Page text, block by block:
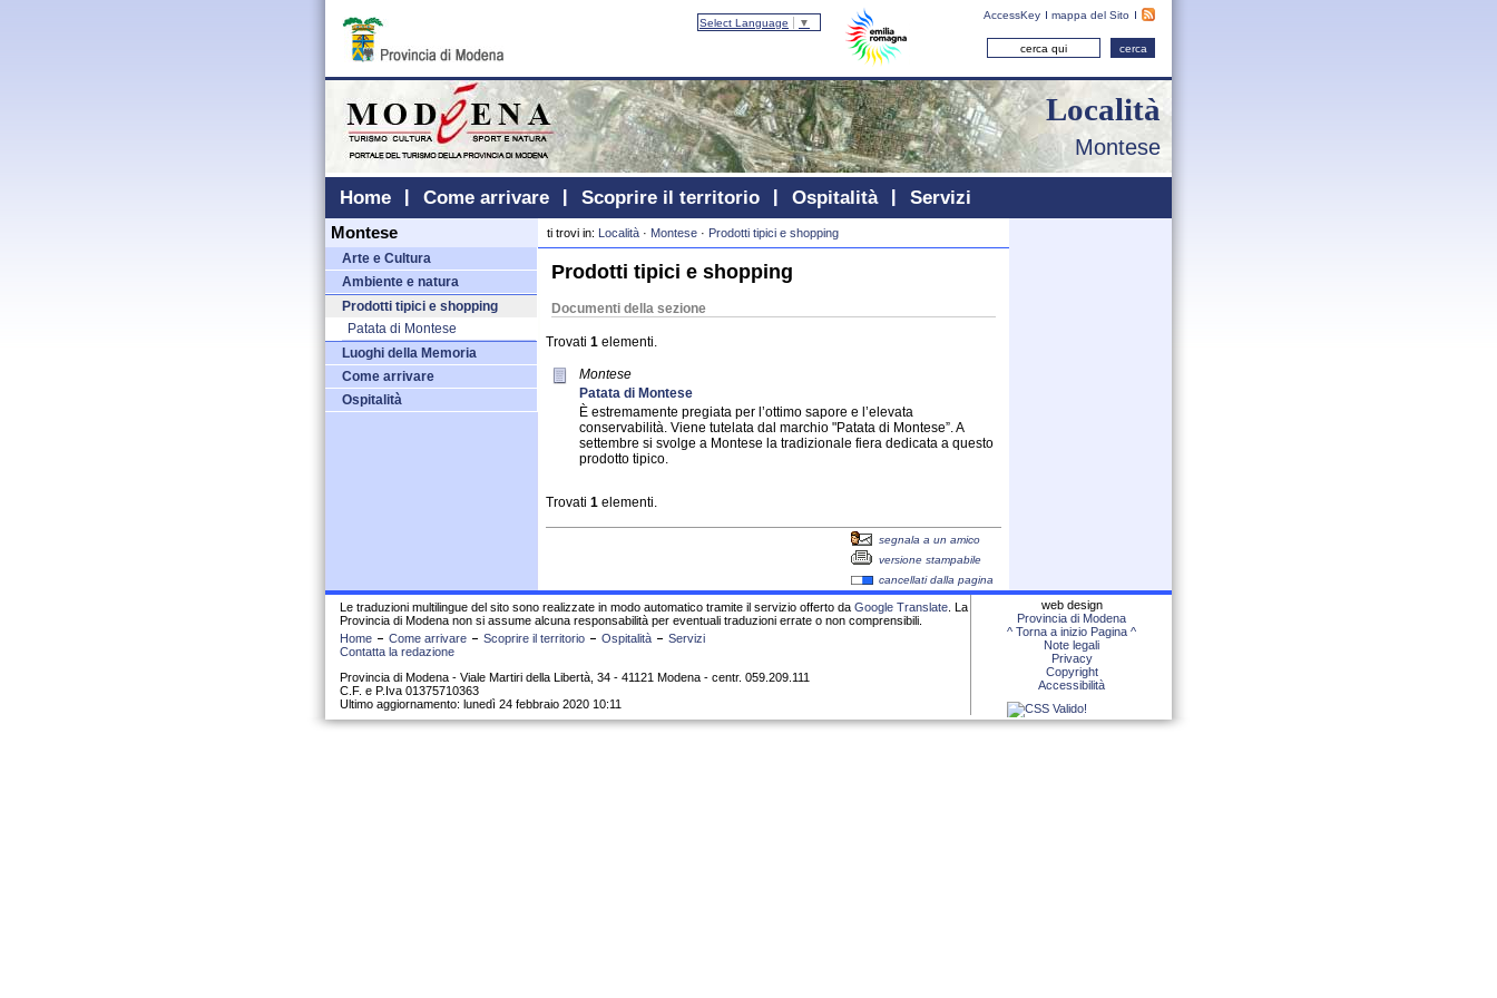
AccessKey mappa del Sito
Select Language ▼
Località
Montese
Home Come arrivare Scoprire il territorio Ospitalità Servizi
Montese
Arte e Cultura
Ambiente e natura
Prodotti tipici e shopping
Patata di Montese
Luoghi della Memoria
Come arrivare
Ospitalità
ti trovi in: Località · Montese · Prodotti tipici e shopping
Prodotti tipici e shopping
Documenti della sezione
Trovati 1 elementi.
Montese
Patata di Montese
È estremamente pregiata per l’ottimo sapore e l’elevata
conservabilità. Viene tutelata dal marchio "Patata di Montese”. A
settembre si svolge a Montese la tradizionale fiera dedicata a questo
prodotto tipico.
Trovati 1 elementi.
segnala a un amico
versione stampabile
cancellati dalla pagina
web design
Provincia di Modena
^ Torna a inizio Pagina ^
Note legali
Privacy
Copyright
Accessibilità
Le traduzioni multilingue del sito sono realizzate in modo automatico tramite il servizio offerto da Google Translate . La
Provincia di Modena non si assume alcuna responsabilità per eventuali traduzioni errate o non comprensibili.
Home
Come arrivare Scoprire il territorio Ospitalità
Servizi
Contatta la redazione
Provincia di Modena - Viale Martiri della Libertà, 34 - 41121 Modena - centr. 059.209.111
C.F. e P.Iva 01375710363
Ultimo aggiornamento: lunedì 24 febbraio 2020 10:11